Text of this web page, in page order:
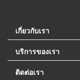
เกี่ยวกับเรา
บริการของเรา
ติดต่อเรา